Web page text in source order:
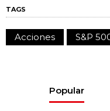
TAGS
Acciones S&P
Popular